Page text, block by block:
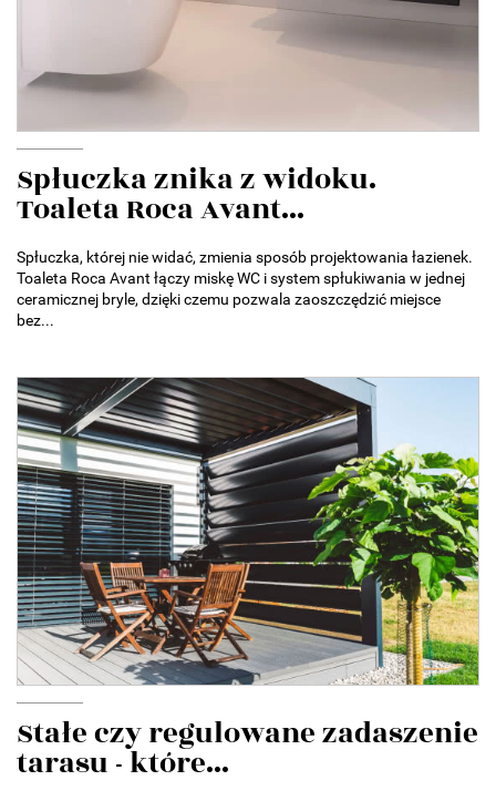
Spłuczka znika z widoku.
Toaleta Roca Avant...
Spłuczka, której nie widać, zmienia sposób projektowania łazienek.
Toaleta Roca Avant łączy miskę WC i system spłukiwania w jednej
ceramicznej bryle, dzięki czemu pozwala zaoszczędzić miejsce
bez...
Stałe czy regulowane zadaszenie
tarasu - które...